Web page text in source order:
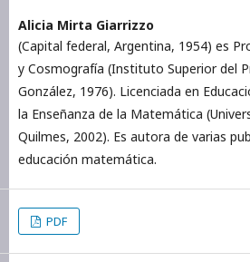
Alicia Mirta Giarrizzo
(Capital federal, Argentina, 1954) es
y Cosmografía (Instituto Superior del
González, 1976). Licenciada en
la Enseñanza de la Matemática
Quilmes, 2002). Es autora de varias
educación matemática.
PDF